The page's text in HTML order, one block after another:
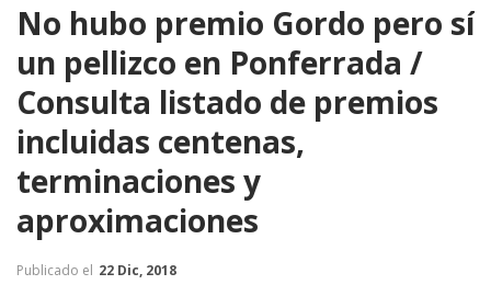
No hubo premio Gordo pero sí
un pellizco en Ponferrada /
Consulta listado de premios
incluidas centenas,
terminaciones y
aproximaciones
Publicado el 22 Dic, 2018